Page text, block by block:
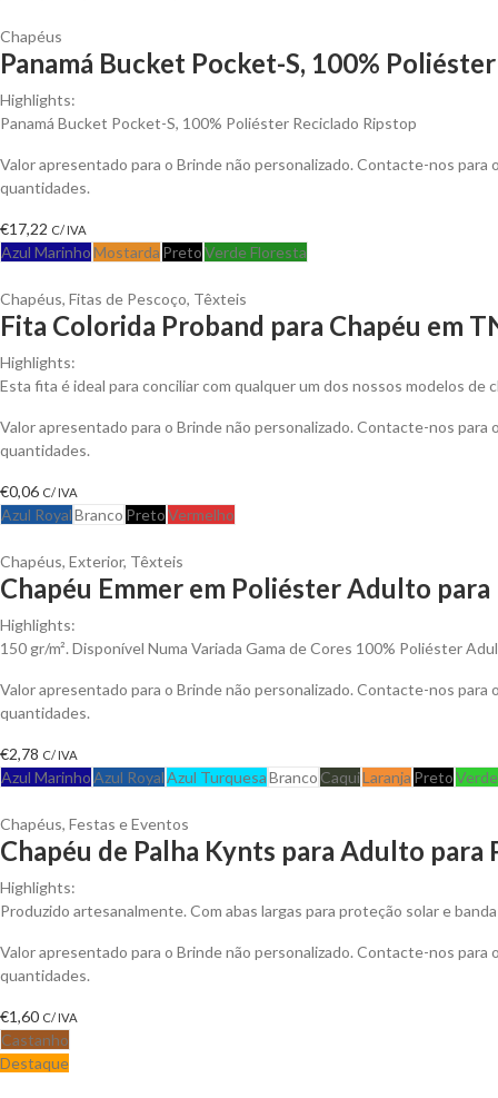
Chapéus
Panamá Bucket Pocket-S, 100%
Highlights:
Panamá Bucket Pocket-S, 100% Poliéster Reciclado Ripstop
Valor apresentado para o Brinde não personalizado. Contacte-nos
quantidades.
€17,22 C/ IVA
Azul MarinhoMostarda PretoVerde Floresta
Chapéus, Fitas de Pescoço, Têxteis
Fita Colorida Proband para Chapéu em
Highlights:
Esta fita é ideal para conciliar com qualquer um dos nossos modelos de
Valor apresentado para o Brinde não personalizado. Contacte-nos
quantidades.
€0,06 C/ IVA
Azul RoyalBranco PretoVermelho
Chapéus, Exterior, Têxteis
Chapéu Emmer em Poliéster Adulto
Highlights:
150 gr/m². Disponível Numa Variada Gama de Cores 100% Poliéster
Valor apresentado para o Brinde não personalizado. Contacte-nos
quantidades.
€2,78 C/ IVA
Azul MarinhoAzul RoyalAzul TurquesaBranco CaquiLaranja Preto
Chapéus, Festas e Eventos
Chapéu de Palha Kynts para Adulto para
Highlights:
Produzido artesanalmente. Com abas largas para proteção solar e
Valor apresentado para o Brinde não personalizado. Contacte-nos
quantidades.
€1,60 C/ IVA
Castanho
Destaque